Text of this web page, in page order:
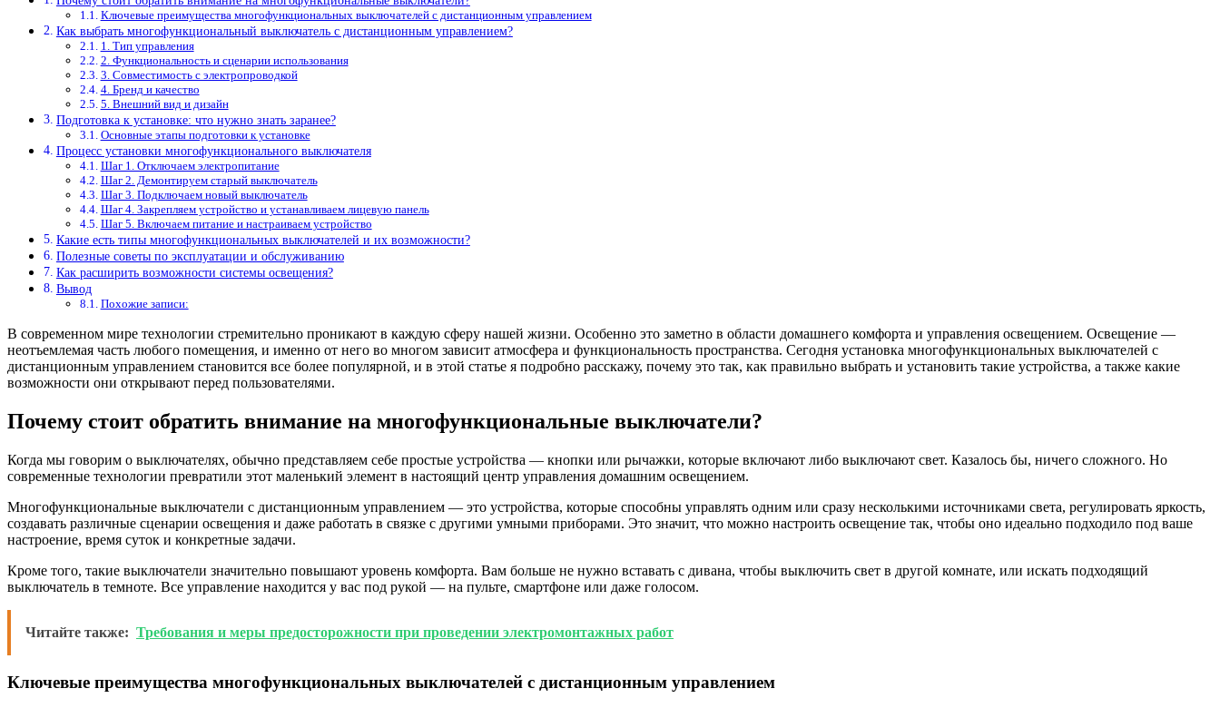
Ключевые преимущества многофункциональных выключателей с дистанционным управлением
Как выбрать многофункциональный выключатель с дистанционным управлением?
1. Тип управления
2. Функциональность и сценарии использования
3. Совместимость с электропроводкой
4. Бренд и качество
5. Внешний вид и дизайн
Подготовка к установке: что нужно знать заранее?
Основные этапы подготовки к установке
Процесс установки многофункционального выключателя
Шаг 1. Отключаем электропитание
Шаг 2. Демонтируем старый выключатель
Шаг 3. Подключаем новый выключатель
Шаг 4. Закрепляем устройство и устанавливаем лицевую панель
Шаг 5. Включаем питание и настраиваем устройство
Какие есть типы многофункциональных выключателей и их возможности?
Полезные советы по эксплуатации и обслуживанию
Как расширить возможности системы освещения?
Вывод
Похожие записи:
В современном мире технологии стремительно проникают в каждую сферу нашей жизни. Особенно это заметно в области домашнего комфорта и управления освещением. Освещение —
неотъемлемая часть любого помещения, и именно от него во многом зависит атмосфера и функциональность пространства. Сегодня установка многофункциональных выключателей с
дистанционным управлением становится все более популярной, и в этой статье я подробно расскажу, почему это так, как правильно выбрать и установить такие устройства, а также какие
возможности они открывают перед пользователями.
Почему стоит обратить внимание на многофункциональные выключатели?
Когда мы говорим о выключателях, обычно представляем себе простые устройства — кнопки или рычажки, которые включают либо выключают свет. Казалось бы, ничего сложного. Но
современные технологии превратили этот маленький элемент в настоящий центр управления домашним освещением.
Многофункциональные выключатели с дистанционным управлением — это устройства, которые способны управлять одним или сразу несколькими источниками света, регулировать яркость,
создавать различные сценарии освещения и даже работать в связке с другими умными приборами. Это значит, что можно настроить освещение так, чтобы оно идеально подходило под ваше
настроение, время суток и конкретные задачи.
Кроме того, такие выключатели значительно повышают уровень комфорта. Вам больше не нужно вставать с дивана, чтобы выключить свет в другой комнате, или искать подходящий
выключатель в темноте. Все управление находится у вас под рукой — на пульте, смартфоне или даже голосом.
Читайте также: Требования и меры предосторожности при проведении электромонтажных работ
Ключевые преимущества многофункциональных выключателей с дистанционным управлением